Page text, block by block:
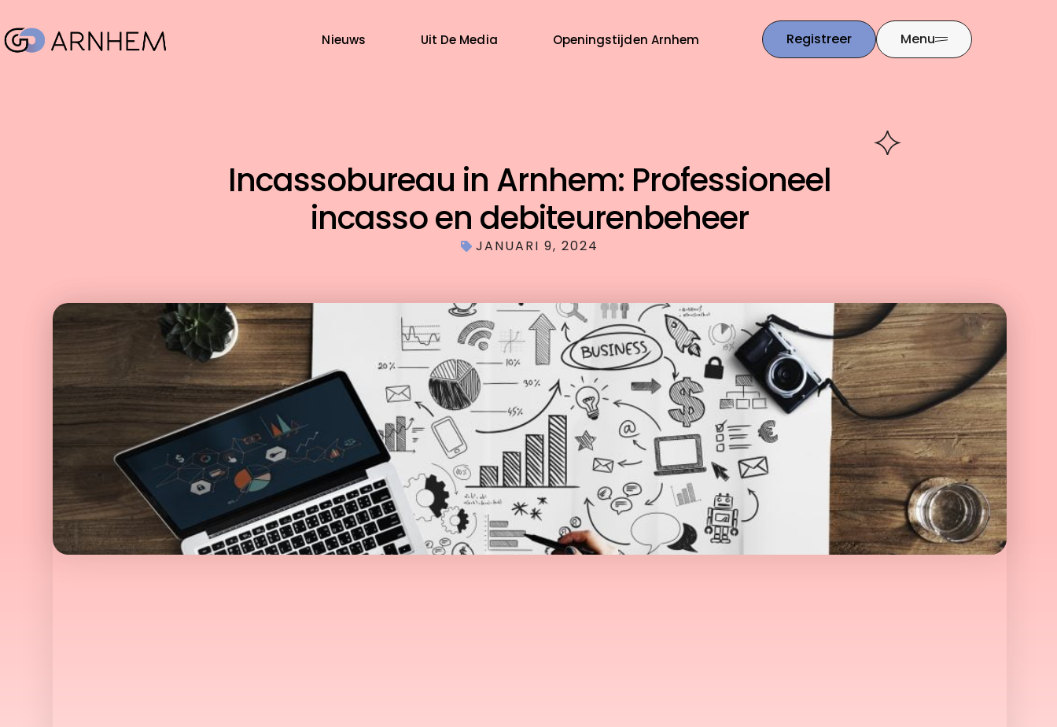
Nieuws Uit De Media Openingstijden Arnhem Registreer Menu
Incassobureau in Arnhem: Professioneel
incasso en debiteurenbeheer
JANUARI 9, 2024